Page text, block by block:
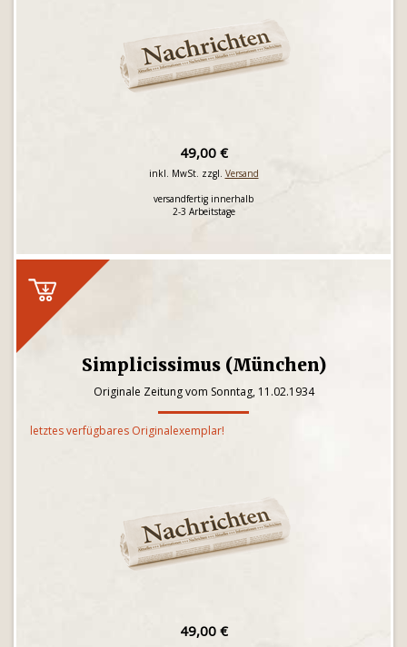
49,00 €
inkl. MwSt. zzgl. Versand
versandfertig innerhalb
2-3 Arbeitstage
Simplicissimus (München)
Originale Zeitung vom Sonntag, 11.02.1934
letztes verfügbares Originalexemplar!
49,00 €